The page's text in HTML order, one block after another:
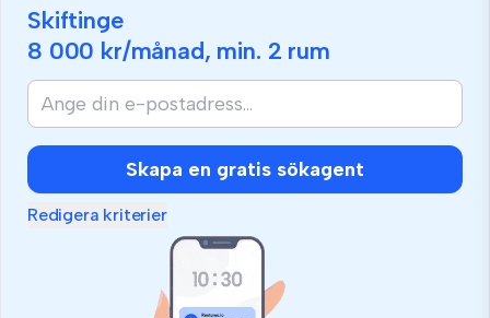
Skiftinge
8 000 kr/månad, min. 2 rum
Skapa en gratis sökagent
Redigera kriterier